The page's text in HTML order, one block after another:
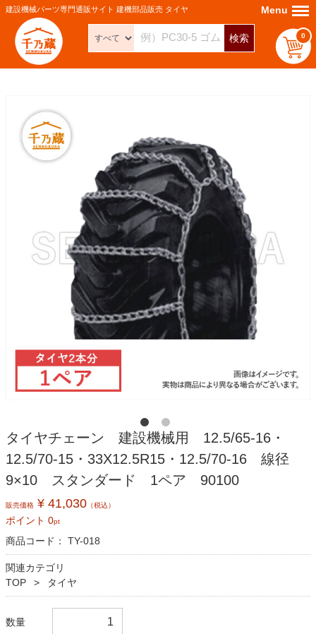
建設機械パーツ専門通販サイト 建機部品販売 タイヤ
検索 0
Menu Menu
タイヤチェーン 建設機械用 12.5/65-16・
12.5/70-15・33X12.5R15・12.5/70-16 線径
9×10 スタンダード 1ペア 90100
販売価格 ¥ 41,030 （税込）
ポイント 0pt
商品コード： TY-018
関連カテゴリ
TOP
タイヤ
数量